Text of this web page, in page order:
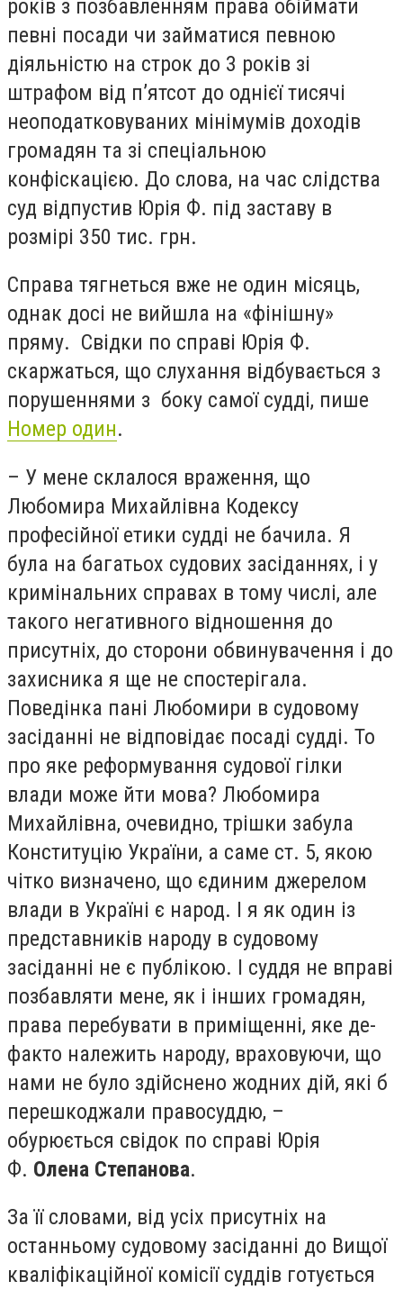
років з позбавленням права обіймати
певні посади чи займатися певною
діяльністю на строк до 3 років зі
штрафом від п’ятсот до однієї тисячі
неоподатковуваних мінімумів доходів
громадян та зі спеціальною
конфіскацією. До слова, на час слідства
суд відпустив Юрія Ф. під заставу в
розмірі 350 тис. грн.
Справа тягнеться вже не один місяць,
однак досі не вийшла на «фінішну»
пряму. Свідки по справі Юрія Ф.
скаржаться, що слухання відбувається з
порушеннями з боку самої судді, пише
Номер один.
– У мене склалося враження, що
Любомира Михайлівна Кодексу
професійної етики судді не бачила. Я
була на багатьох судових засіданнях, і у
кримінальних справах в тому числі, але
такого негативного відношення до
присутніх, до сторони обвинувачення і до
захисника я ще не спостерігала.
Поведінка пані Любомири в судовому
засіданні не відповідає посаді судді. То
про яке реформування судової гілки
влади може йти мова? Любомира
Михайлівна, очевидно, трішки забула
Конституцію України, а саме ст. 5, якою
чітко визначено, що єдиним джерелом
влади в Україні є народ. І я як один із
представників народу в судовому
засіданні не є публікою. І суддя не вправі
позбавляти мене, як і інших громадян,
права перебувати в приміщенні, яке де-
факто належить народу, враховуючи, що
нами не було здійснено жодних дій, які б
перешкоджали правосуддю, –
обурюється свідок по справі Юрія
Ф. Олена Степанова.
За її словами, від усіх присутніх на
останньому судовому засіданні до Вищої
кваліфікаційної комісії суддів готується